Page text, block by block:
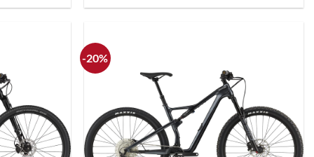
-20%